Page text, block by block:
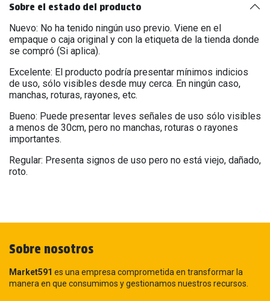
Sobre el estado del producto
Nuevo: No ha tenido ningún uso previo. Viene en el
empaque o caja original y con la etiqueta de la tienda donde
se compró (Si aplica).
Excelente: El producto podría presentar mínimos indicios
de uso, sólo visibles desde muy cerca. En ningún caso,
manchas, roturas, rayones, etc.
Bueno: Puede presentar leves señales de uso sólo visibles
a menos de 30cm, pero no manchas, roturas o rayones
importantes.
Regular: Presenta signos de uso pero no está viejo, dañado,
roto.
Sobre nosotros
Market591 es una empresa comprometida en transformar la
manera en que consumimos y gestionamos nuestros recursos.